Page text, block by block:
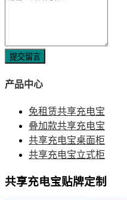
提交留言
产品中心
免租赁共享充电宝
叠加款共享充电宝
共享充电宝桌面柜
共享充电宝立式柜
共享充电宝贴牌定制